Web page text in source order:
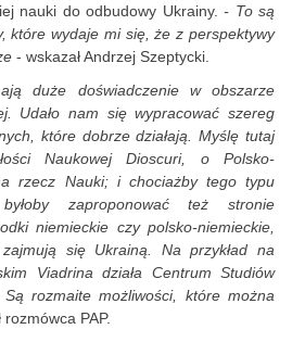
nauki do odbudowy Ukrainy. - To są
które wydaje mi się, że z perspektywy
- wskazał Andrzej Szeptycki.
duże doświadczenie w obszarze
Udało nam się wypracować szereg
które dobrze działają. Myślę tutaj
Naukowej Dioscuri, o Polsko-
rzecz Nauki; i chociażby tego typu
zaproponować też stronie
niemieckie czy polsko-niemieckie,
się Ukrainą. Na przykład na
Viadrina działa Centrum Studiów
rozmaite możliwości, które można
rozmówca PAP.